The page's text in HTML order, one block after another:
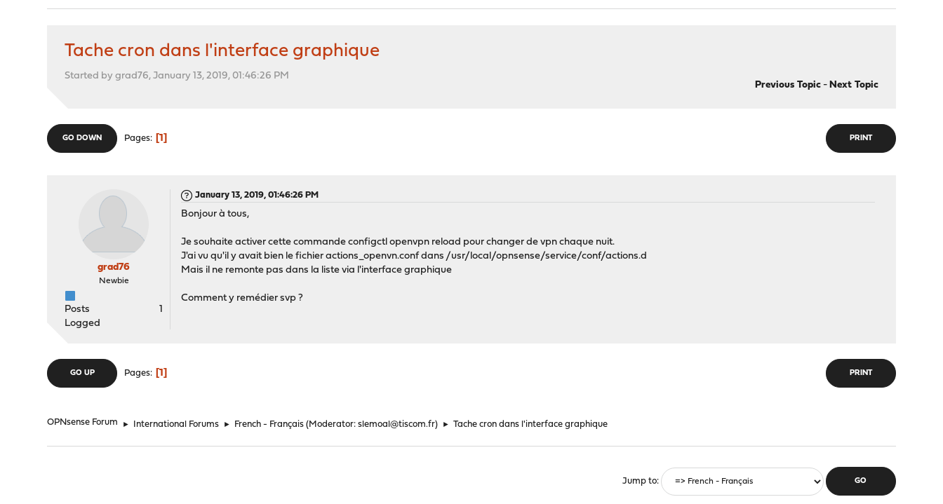
Tache cron dans l'interface graphique
Started by grad76, January 13, 2019, 01:46:26 PM
Previous Topic- Next Topic
PRINT
GO DOWN Pages 1
grad76
Newbie
Posts
1
Logged
January 13, 2019, 01:46:26 PM
Bonjour à tous,
Je souhaite activer cette commande configctl openvpn reload pour changer de vpn chaque nuit.
J'ai vu qu'il y avait bien le fichier actions_openvn.conf dans /usr/local/opnsense/service/conf/actions.d
Mais il ne remonte pas dans la liste via l'interface graphique
Comment y remédier svp ?
PRINT
GO UP Pages 1
OPNsense Forum ► International Forums ► French - Français (Moderator:slemoal@tiscom.fr) ► Tache cron dans l'interface graphique
Jump to